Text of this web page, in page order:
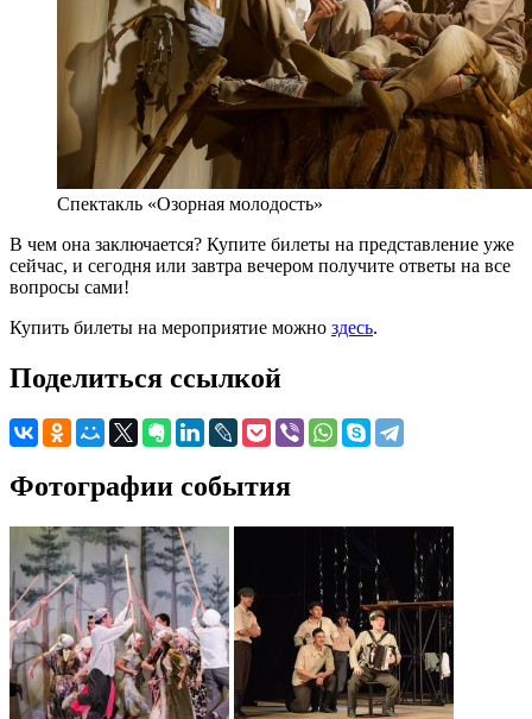
Спектакль «Озорная молодость»
В чем она заключается? Купите билеты на представление уже
сейчас, и сегодня или завтра вечером получите ответы на все
вопросы сами!
Купить билеты на мероприятие можно здесь.
Поделиться ссылкой
Фотографии события